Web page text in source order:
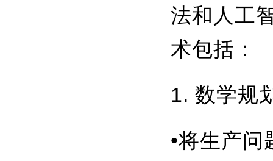
法和人工
术包括：
1. 数学规
•将生产